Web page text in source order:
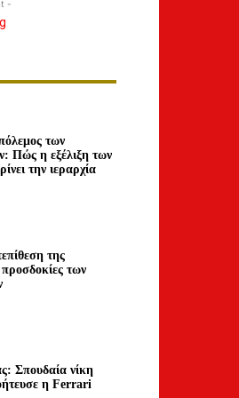
-
των
Πώς η εξέλιξη των
την ιεραρχία
της
των
Σπουδαία νίκη
η Ferrari